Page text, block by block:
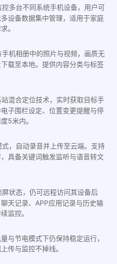
多台不同系统手机设备，用户可
设备数据集中管理，适用于家庭
。
机相册中的照片与视频，画质无
载至本地。提供内容分类与标签
混合定位技术，实时获取目标手
子围栏设定、位置变更提醒与停
5米内。
，自动录音并上传至云端。支持
具备关键词触发监听与语音转文
状态，仍可远程访问其设备后
天记录、APP应用记录与历史输
监控。
与节电模式下仍保持稳定运行，
传与监控不掉线。